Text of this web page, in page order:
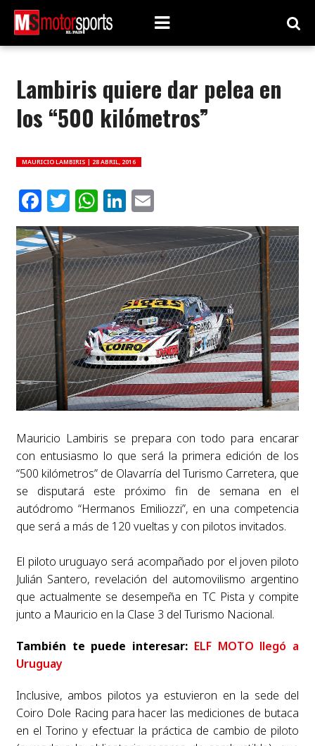
Lambiris quiere dar pelea en
los “500 kilómetros”
MAURICIO LAMBIRIS | 28 ABRIL, 2016
Facebook
Twitter
WhatsApp
LinkedIn
Email
Mauricio Lambiris se prepara con todo para encarar
con entusiasmo lo que será la primera edición de los
“500 kilómetros” de Olavarría del Turismo Carretera, que
se disputará este próximo fin de semana en el
autódromo “Hermanos Emiliozzi”, en una competencia
que será a más de 120 vueltas y con pilotos invitados.
El piloto uruguayo será acompañado por el joven piloto
Julián Santero, revelación del automovilismo argentino
que actualmente se desempeña en TC Pista y compite
junto a Mauricio en la Clase 3 del Turismo Nacional.
También te puede interesar: ELF MOTO llegó a
Uruguay
Inclusive, ambos pilotos ya estuvieron en la sede del
Coiro Dole Racing para hacer las mediciones de butaca
en el Torino y efectuar la práctica de cambio de piloto